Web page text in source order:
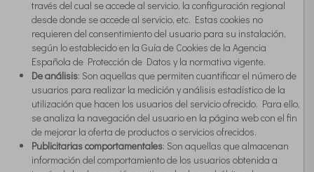
través del cual se accede al servicio, la configuración regional
desde donde se accede al servicio, etc. Estas cookies no
requieren del consentimiento del usuario para su instalación,
según lo establecido en la Guía de Cookies de la Agencia
Española de Protección de Datos y la normativa vigente.
De análisis: Son aquellas que permiten cuantificar el número de
usuarios para realizar la medición y análisis estadístico de la
utilización que hacen los usuarios del servicio ofrecido. Para ello,
se analiza la navegación del usuario en la página web con el fin
de mejorar la oferta de productos o servicios ofrecidos.
Publicitarias comportamentales: Son aquellas que almacenan
información del comportamiento de los usuarios obtenida a